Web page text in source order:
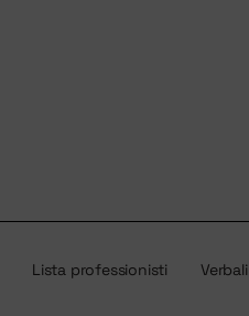
Lista professionisti